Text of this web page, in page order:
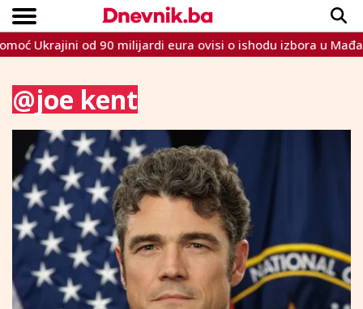
VIJESTI
SPORT
INTERVIEW
TEME
CRNA KRONIKA
LIFESTYLE
Copyright © Dnevnik.ba 2023.
Ukrajini od 90 milijardi eura ovisi o ishodu izbora u
@joe kent